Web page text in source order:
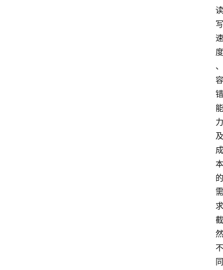
读
写
速
度
、
容
错
能
力
及
成
本
的
需
求
截
然
不
同